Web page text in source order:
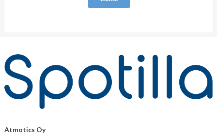
Atmotics Oy